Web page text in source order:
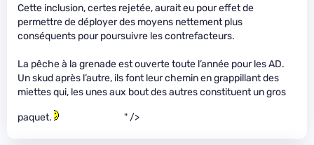
Cette inclusion, certes rejetée, aurait eu pour effet de
permettre de déployer des moyens nettement plus
conséquents pour poursuivre les contrefacteurs.
La pêche à la grenade est ouverte toute l’année pour les AD.
Un skud après l’autre, ils font leur chemin en grappillant des
miettes qui, les unes aux bout des autres constituent un gros
paquet. " />